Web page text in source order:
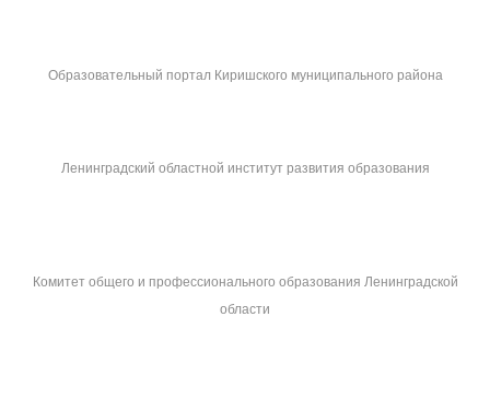
Образовательный портал Киришского муниципального района
Ленинградский областной институт развития образования
Комитет общего и профессионального образования Ленинградской
области